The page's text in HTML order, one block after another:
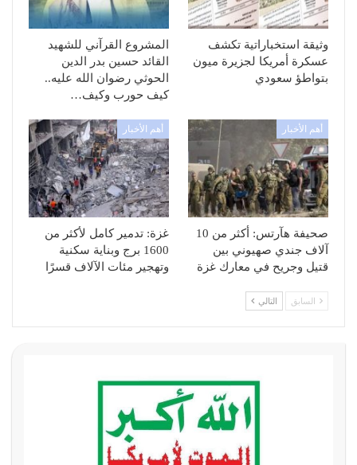
وثيقة استخباراتية تكشف
عسكرة أمريكا لجزيرة ميون
بتواطؤ سعودي
المشروع القرآني للشهيد
القائد حسين بدر الدين
الحوثي رضوان الله عليه..
كيف حورب وكيف…
أهم الأخبار
صحيفة هآرتس: أكثر من 10
آلاف جندي صهيوني بين
قتيل وجريح في معارك غزة
أهم الأخبار
غزة: تدمير كامل لأكثر من
1600 برج وبناية سكنية
وتهجير مئات الآلاف قسرًا
السابق التالي